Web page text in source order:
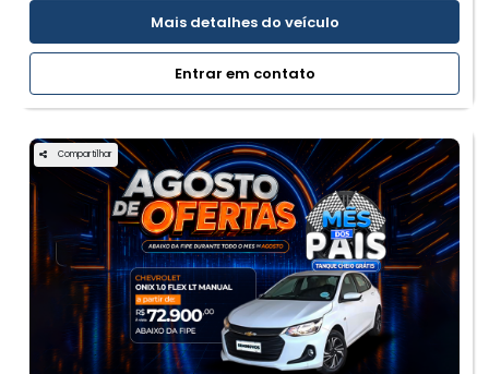
Mais detalhes do veículo
Entrar em contato
Compartilhar